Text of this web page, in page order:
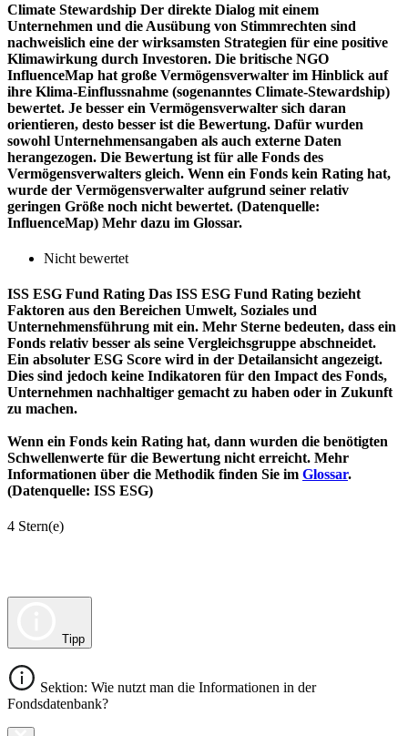
Climate Stewardship Der direkte Dialog mit einem
Unternehmen und die Ausübung von Stimmrechten sind
nachweislich eine der wirksamsten Strategien für eine positive
Klimawirkung durch Investoren. Die britische NGO
InfluenceMap hat große Vermögensverwalter im Hinblick auf
ihre Klima-Einflussnahme (sogenanntes Climate-Stewardship)
bewertet. Je besser ein Vermögensverwalter sich daran
orientieren, desto besser ist die Bewertung. Dafür wurden
sowohl Unternehmensangaben als auch externe Daten
herangezogen. Die Bewertung ist für alle Fonds des
Vermögensverwalters gleich. Wenn ein Fonds kein Rating hat,
wurde der Vermögensverwalter aufgrund seiner relativ
geringen Größe noch nicht bewertet. (Datenquelle:
InfluenceMap) Mehr dazu im Glossar.
Nicht bewertet
ISS ESG Fund Rating Das ISS ESG Fund Rating bezieht
Faktoren aus den Bereichen Umwelt, Soziales und
Unternehmensführung mit ein. Mehr Sterne bedeuten, dass ein
Fonds relativ besser als seine Vergleichsgruppe abschneidet.
Ein absoluter ESG Score wird in der Detailansicht angezeigt.
Dies sind jedoch keine Indikatoren für den Impact des Fonds,
Unternehmen nachhaltiger gemacht zu haben oder in Zukunft
zu machen.
Wenn ein Fonds kein Rating hat, dann wurden die benötigten
Schwellenwerte für die Bewertung nicht erreicht. Mehr
Informationen über die Methodik finden Sie im Glossar.
(Datenquelle: ISS ESG)
4 Stern(e)
Tipp
Sektion: Wie nutzt man die Informationen in der
Fondsdatenbank?